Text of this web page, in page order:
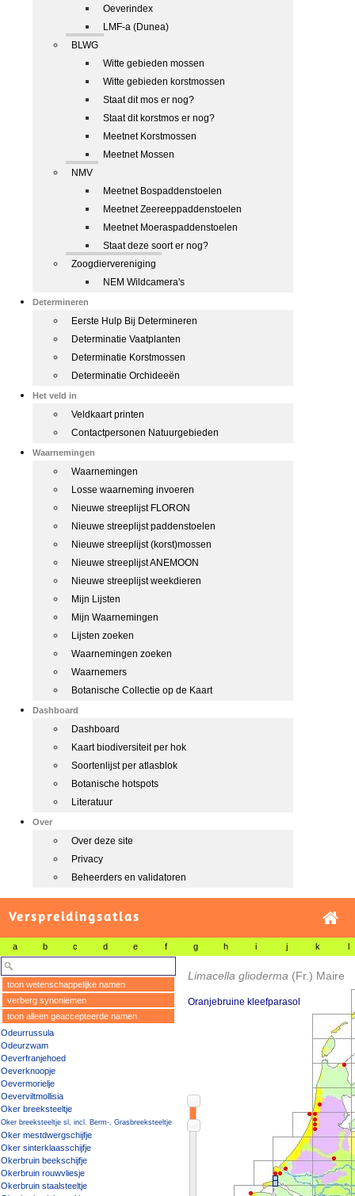
Oeverindex
LMF-a (Dunea)
BLWG
Witte gebieden mossen
Witte gebieden korstmossen
Staat dit mos er nog?
Staat dit korstmos er nog?
Meetnet Korstmossen
Meetnet Mossen
NMV
Meetnet Bospaddenstoelen
Meetnet Zeereeppaddenstoelen
Meetnet Moeraspaddenstoelen
Staat deze soort er nog?
Zoogdiervereniging
NEM Wildcamera's
Determineren
Eerste Hulp Bij Determineren
Determinatie Vaatplanten
Determinatie Korstmossen
Determinatie Orchideeën
Het veld in
Veldkaart printen
Contactpersonen Natuurgebieden
Waarnemingen
Waarnemingen
Losse waarneming invoeren
Nieuwe streeplijst FLORON
Nieuwe streeplijst paddenstoelen
Nieuwe streeplijst (korst)mossen
Nieuwe streeplijst ANEMOON
Nieuwe streeplijst weekdieren
Mijn Lijsten
Mijn Waarnemingen
Lijsten zoeken
Waarnemingen zoeken
Waarnemers
Botanische Collectie op de Kaart
Dashboard
Dashboard
Kaart biodiversiteit per hok
Soortenlijst per atlasblok
Botanische hotspots
Literatuur
Over
Over deze site
Privacy
Beheerders en validatoren
Verspreidingsatlas
a b c d e f g h i j k l
toon wetenschappelijke namen
verberg synoniemen
toon alleen geaccepteerde namen
Odeurrussula
Odeurzwam
Oeverfranjehoed
Oeverknoopje
Oevermorielje
Oeverviltmollisia
Oker breeksteeltje
Oker breeksteeltje sl, incl. Berm-, Grasbreeksteeltje
Oker mestdwergschijfje
Oker sinterklaasschijfje
Okerbruin beekschijfje
Okerbruin rouwvliesje
Okerbruin staalsteeltje
Limacella glioderma (Fr.) Maire
Oranjebruine kleefparasol